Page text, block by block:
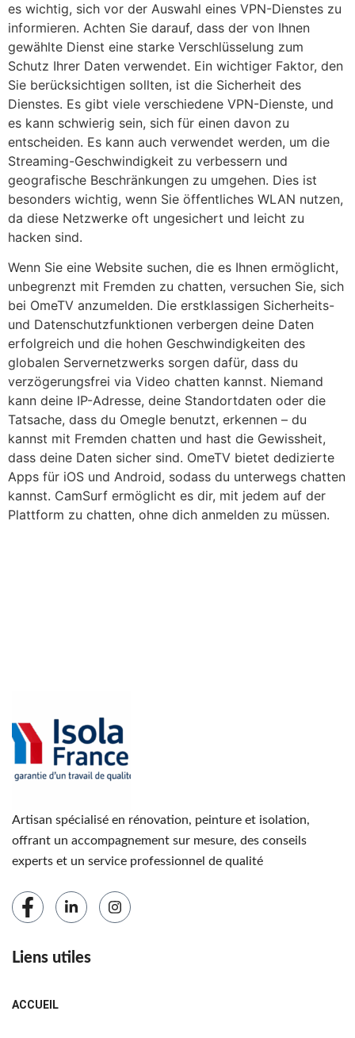
es wichtig, sich vor der Auswahl eines VPN-Dienstes zu
informieren. Achten Sie darauf, dass der von Ihnen
gewählte Dienst eine starke Verschlüsselung zum
Schutz Ihrer Daten verwendet. Ein wichtiger Faktor, den
Sie berücksichtigen sollten, ist die Sicherheit des
Dienstes. Es gibt viele verschiedene VPN-Dienste, und
es kann schwierig sein, sich für einen davon zu
entscheiden. Es kann auch verwendet werden, um die
Streaming-Geschwindigkeit zu verbessern und
geografische Beschränkungen zu umgehen. Dies ist
besonders wichtig, wenn Sie öffentliches WLAN nutzen,
da diese Netzwerke oft ungesichert und leicht zu
hacken sind.
Wenn Sie eine Website suchen, die es Ihnen ermöglicht,
unbegrenzt mit Fremden zu chatten, versuchen Sie, sich
bei OmeTV anzumelden. Die erstklassigen Sicherheits-
und Datenschutzfunktionen verbergen deine Daten
erfolgreich und die hohen Geschwindigkeiten des
globalen Servernetzwerks sorgen dafür, dass du
verzögerungsfrei via Video chatten kannst. Niemand
kann deine IP-Adresse, deine Standortdaten oder die
Tatsache, dass du Omegle benutzt, erkennen – du
kannst mit Fremden chatten und hast die Gewissheit,
dass deine Daten sicher sind. OmeTV bietet dedizierte
Apps für iOS und Android, sodass du unterwegs chatten
kannst. CamSurf ermöglicht es dir, mit jedem auf der
Plattform zu chatten, ohne dich anmelden zu müssen.
Artisan spécialisé en rénovation, peinture et isolation,
offrant un accompagnement sur mesure, des conseils
experts et un service professionnel de qualité
Liens utiles
ACCUEIL